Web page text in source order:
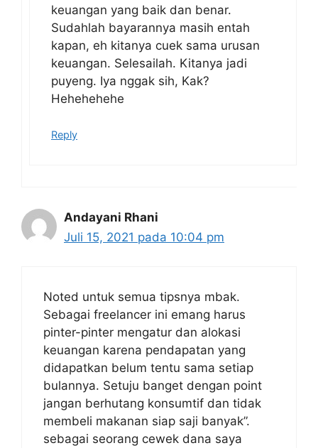
keuangan yang baik dan benar.
Sudahlah bayarannya masih entah
kapan, eh kitanya cuek sama urusan
keuangan. Selesailah. Kitanya jadi
puyeng. Iya nggak sih, Kak?
Hehehehehe
Reply
Andayani Rhani
Juli 15, 2021 pada 10:04 pm
Noted untuk semua tipsnya mbak.
Sebagai freelancer ini emang harus
pinter-pinter mengatur dan alokasi
keuangan karena pendapatan yang
didapatkan belum tentu sama setiap
bulannya. Setuju banget dengan point
jangan berhutang konsumtif dan tidak
membeli makanan siap saji banyak”.
sebagai seorang cewek dana saya